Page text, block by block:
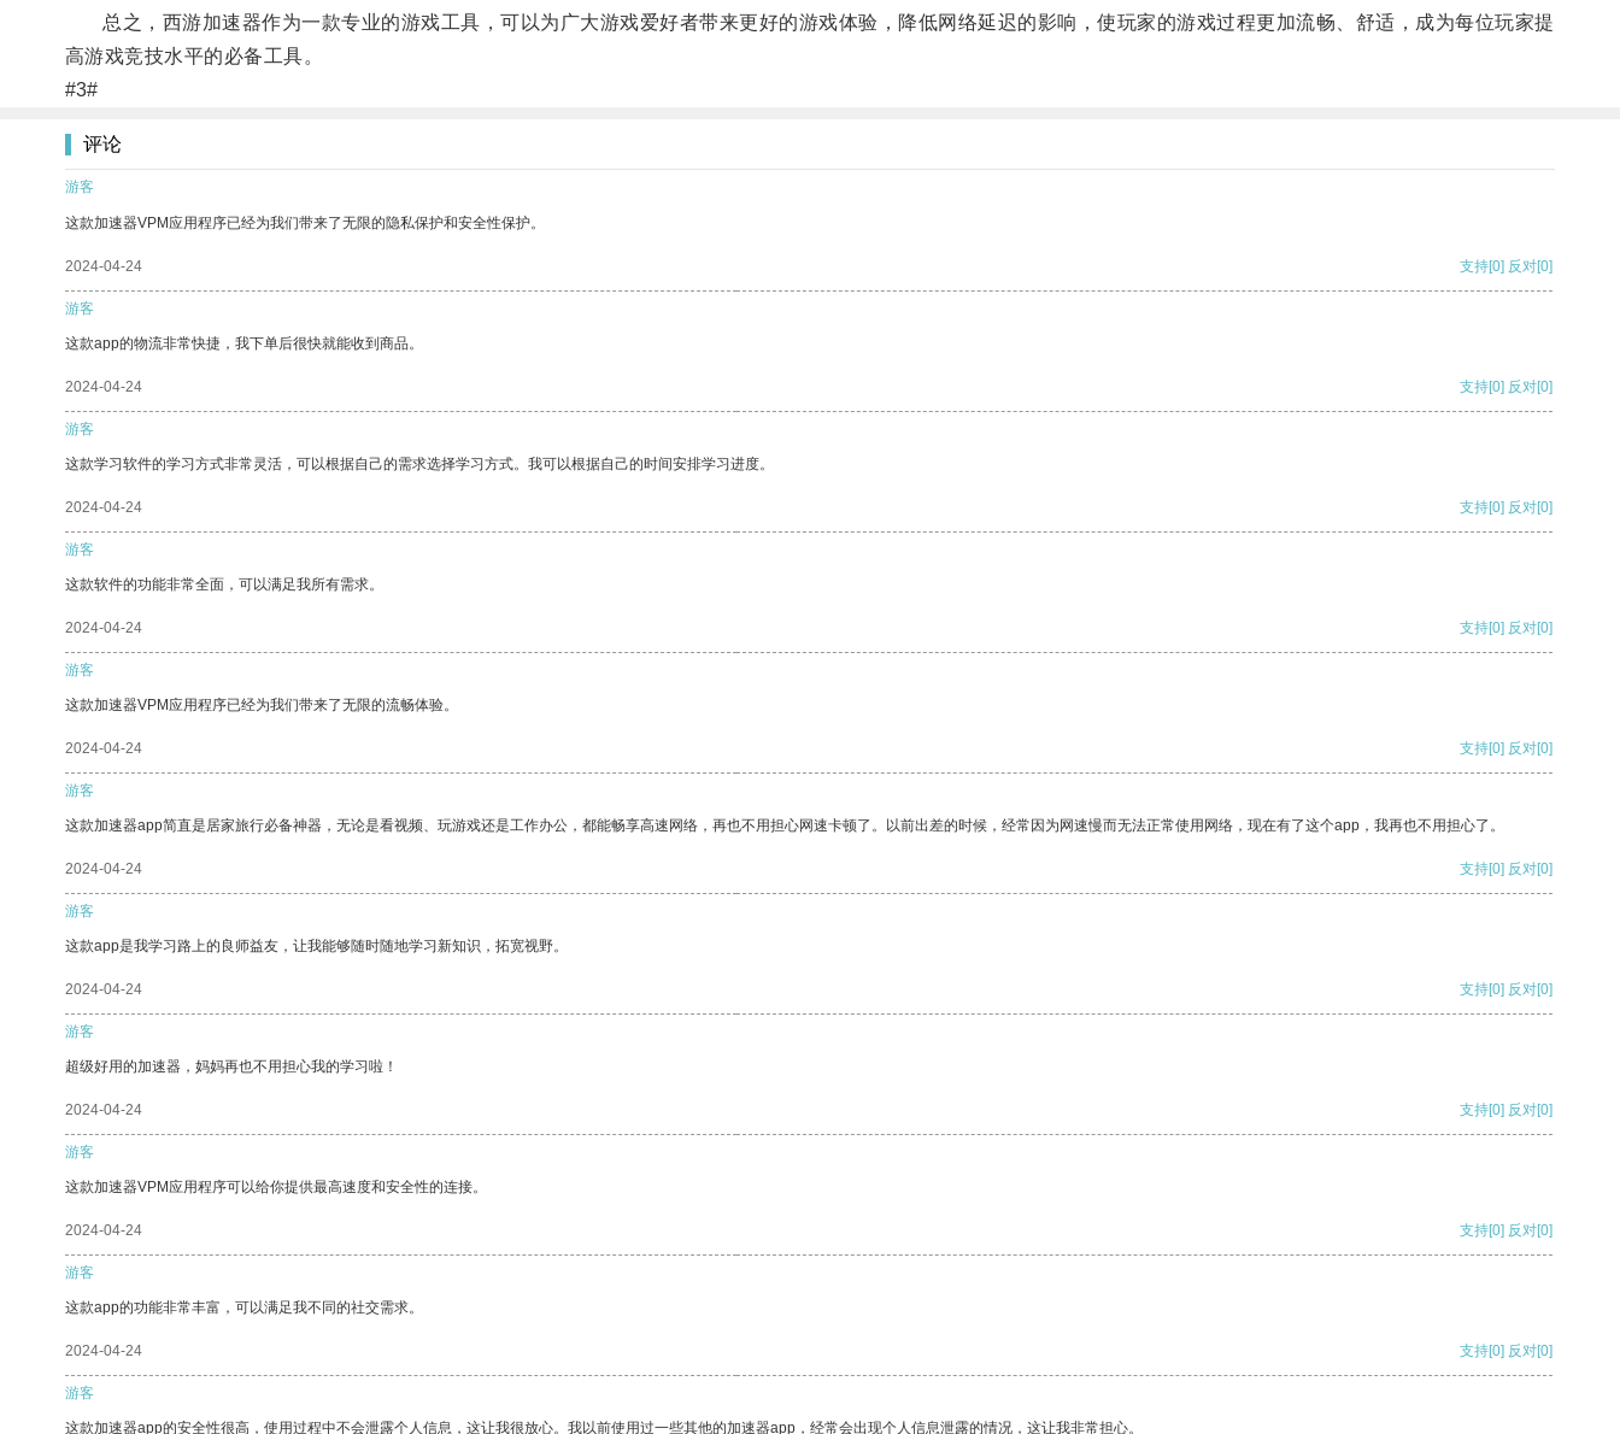
总之，西游加速器作为一款专业的游戏工具，可以为广大游戏爱好者带来更好的游戏体验，降低网络延迟的影响，使玩家的游戏过程更加流畅、舒适，成为每位玩家提
高游戏竞技水平的必备工具。
#3#
评论
游客
这款加速器VPM应用程序已经为我们带来了无限的隐私保护和安全性保护。
2024-04-24 支持[0] 反对[0]
游客
这款app的物流非常快捷，我下单后很快就能收到商品。
2024-04-24 支持[0] 反对[0]
游客
这款学习软件的学习方式非常灵活，可以根据自己的需求选择学习方式。我可以根据自己的时间安排学习进度。
2024-04-24 支持[0] 反对[0]
游客
这款软件的功能非常全面，可以满足我所有需求。
2024-04-24 支持[0] 反对[0]
游客
这款加速器VPM应用程序已经为我们带来了无限的流畅体验。
2024-04-24 支持[0] 反对[0]
游客
这款加速器app简直是居家旅行必备神器，无论是看视频、玩游戏还是工作办公，都能畅享高速网络，再也不用担心网速卡顿了。以前出差的时候，经常因为网速慢而无法正常使用网络，现在有了这个app，我再也不用担心了。
2024-04-24 支持[0] 反对[0]
游客
这款app是我学习路上的良师益友，让我能够随时随地学习新知识，拓宽视野。
2024-04-24 支持[0] 反对[0]
游客
超级好用的加速器，妈妈再也不用担心我的学习啦！
2024-04-24 支持[0] 反对[0]
游客
这款加速器VPM应用程序可以给你提供最高速度和安全性的连接。
2024-04-24 支持[0] 反对[0]
游客
这款app的功能非常丰富，可以满足我不同的社交需求。
2024-04-24 支持[0] 反对[0]
游客
这款加速器app的安全性很高，使用过程中不会泄露个人信息，这让我很放心。我以前使用过一些其他的加速器app，经常会出现个人信息泄露的情况，这让我非常担心。